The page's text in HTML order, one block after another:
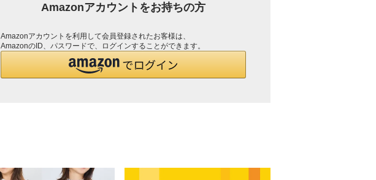
Amazonアカウントをお持ちの方
Amazonアカウントを利用して会員登録されたお客様は、
AmazonのID、パスワードで、ログインすることができます。